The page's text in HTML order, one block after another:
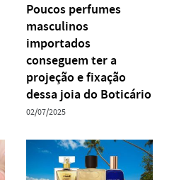
Poucos perfumes
masculinos
importados
conseguem ter a
projeção e fixação
dessa joia do Boticário
02/07/2025